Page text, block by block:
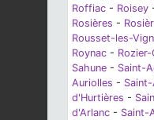
Roffiac - Roisey
Rosières -
Rousset-les-
Roynac -
Sahune - Saint-
Auriolles -
d'Hurtières -
d'Arlanc - Saint-